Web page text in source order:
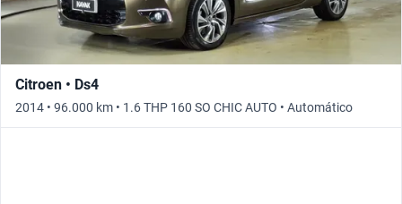
Citroen • Ds4
2014 • 96.000 km • 1.6 THP 160 SO CHIC AUTO • Automático